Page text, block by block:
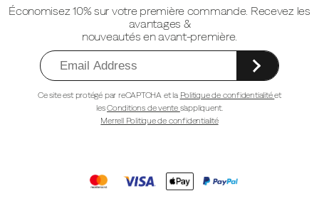
piedÉconomisez 10% sur votre première commande. Recevez les
avantages &
nouveautés en avant-première.
Ce site est protégé par reCAPTCHA et la Politique de confidentialitéet
lesConditions de vente s'appliquent.
Merrell Politique de confidentialité